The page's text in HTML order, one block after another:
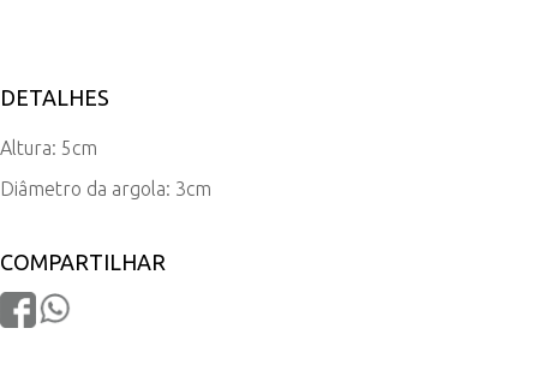
DETALHES
Altura: 5cm
Diâmetro da argola: 3cm
COMPARTILHAR